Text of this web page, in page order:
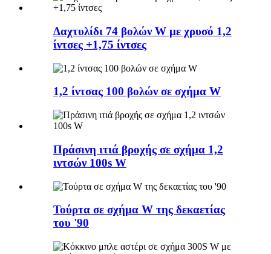
Δαχτυλίδι 74 βολών W με χρυσό 1,2
ίντσες +1,75 ίντσες
1,2 ίντσας 100 βολών σε σχήμα W
Πράσινη ιτιά βροχής σε σχήμα 1,2
ιντσών 100s W
Τούρτα σε σχήμα W της δεκαετίας
του '90